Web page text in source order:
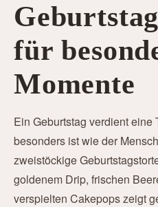
für
Momente
Ein Geburtstag verdient eine
besonders ist wie der
zweistöckige
goldenem Drip, frischen
verspielten Cakepops zeigt